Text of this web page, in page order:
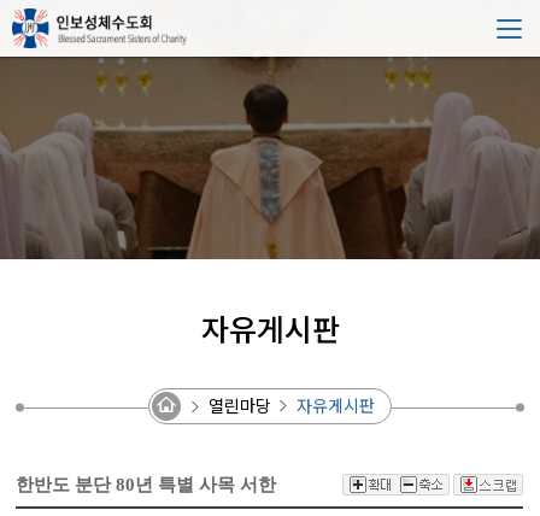
자유게시판
열린마당 자유게시판
한반도 분단 80년 특별 사목 서한